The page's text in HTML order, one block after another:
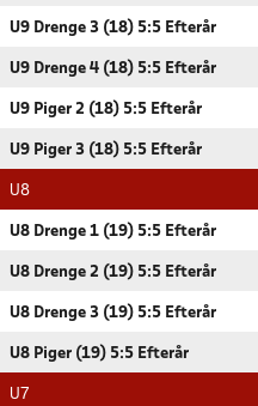
U9 Drenge 3 (18) 5:5 Efterår
U9 Drenge 4 (18) 5:5 Efterår
U9 Piger 2 (18) 5:5 Efterår
U9 Piger 3 (18) 5:5 Efterår
U8
U8 Drenge 1 (19) 5:5 Efterår
U8 Drenge 2 (19) 5:5 Efterår
U8 Drenge 3 (19) 5:5 Efterår
U8 Piger (19) 5:5 Efterår
U7